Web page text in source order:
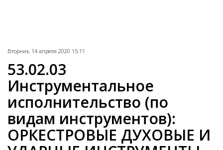
Вторник, 14 апреля 2020 15:11
53.02.03
Инструментальное
исполнительство (по
видам инструментов):
ОРКЕСТРОВЫЕ ДУХОВЫЕ И